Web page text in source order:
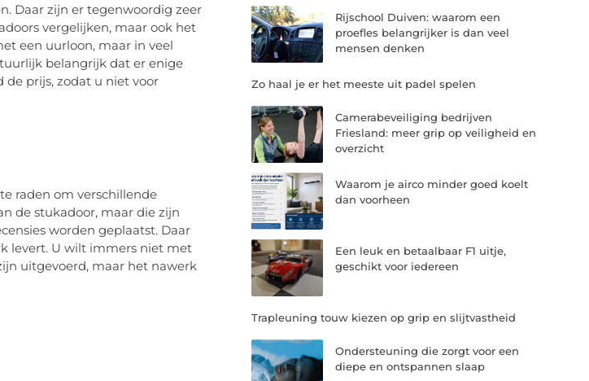
Daar zijn er tegenwoordig zeer
vergelijken, maar ook het
een uurloon, maar in veel
belangrijk dat er enige
de prijs, zodat u niet voor
raden om verschillende
de stukadoor, maar die zijn
worden geplaatst. Daar
levert. U wilt immers niet met
uitgevoerd, maar het nawerk
Rijschool Duiven: waarom een
proefles belangrijker is dan veel
mensen denken
Zo haal je er het meeste uit padel spelen
Camerabeveiliging bedrijven
Friesland: meer grip op veiligheid en
overzicht
Waarom je airco minder goed koelt
dan voorheen
Een leuk en betaalbaar F1 uitje,
geschikt voor iedereen
Trapleuning touw kiezen op grip en slijtvastheid
Ondersteuning die zorgt voor een
diepe en ontspannen slaap